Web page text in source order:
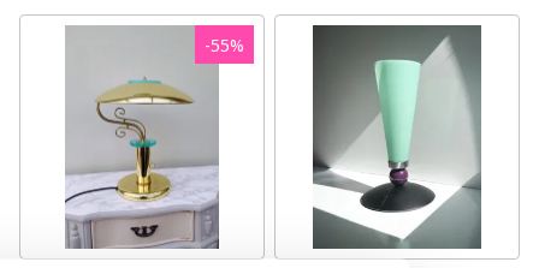
Tchécoslovaquie —
-55%